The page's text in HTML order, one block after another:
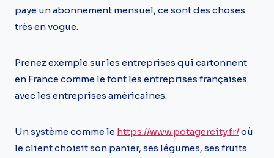
paye un abonnement mensuel, ce sont des choses
très en vogue.
Prenez exemple sur les entreprises qui cartonnent
en France comme le font les entreprises françaises
avec les entreprises américaines.
Un système comme le https://www.potagercity.fr/où
le client choisit son panier, ses légumes, ses fruits